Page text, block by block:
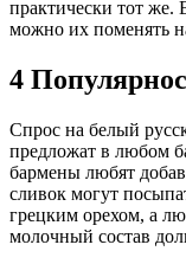
практически тот же.
можно их поменять
4
Спрос на белый
предложат в любом
бармены любят
сливок могут
грецким орехом, а
молочный состав